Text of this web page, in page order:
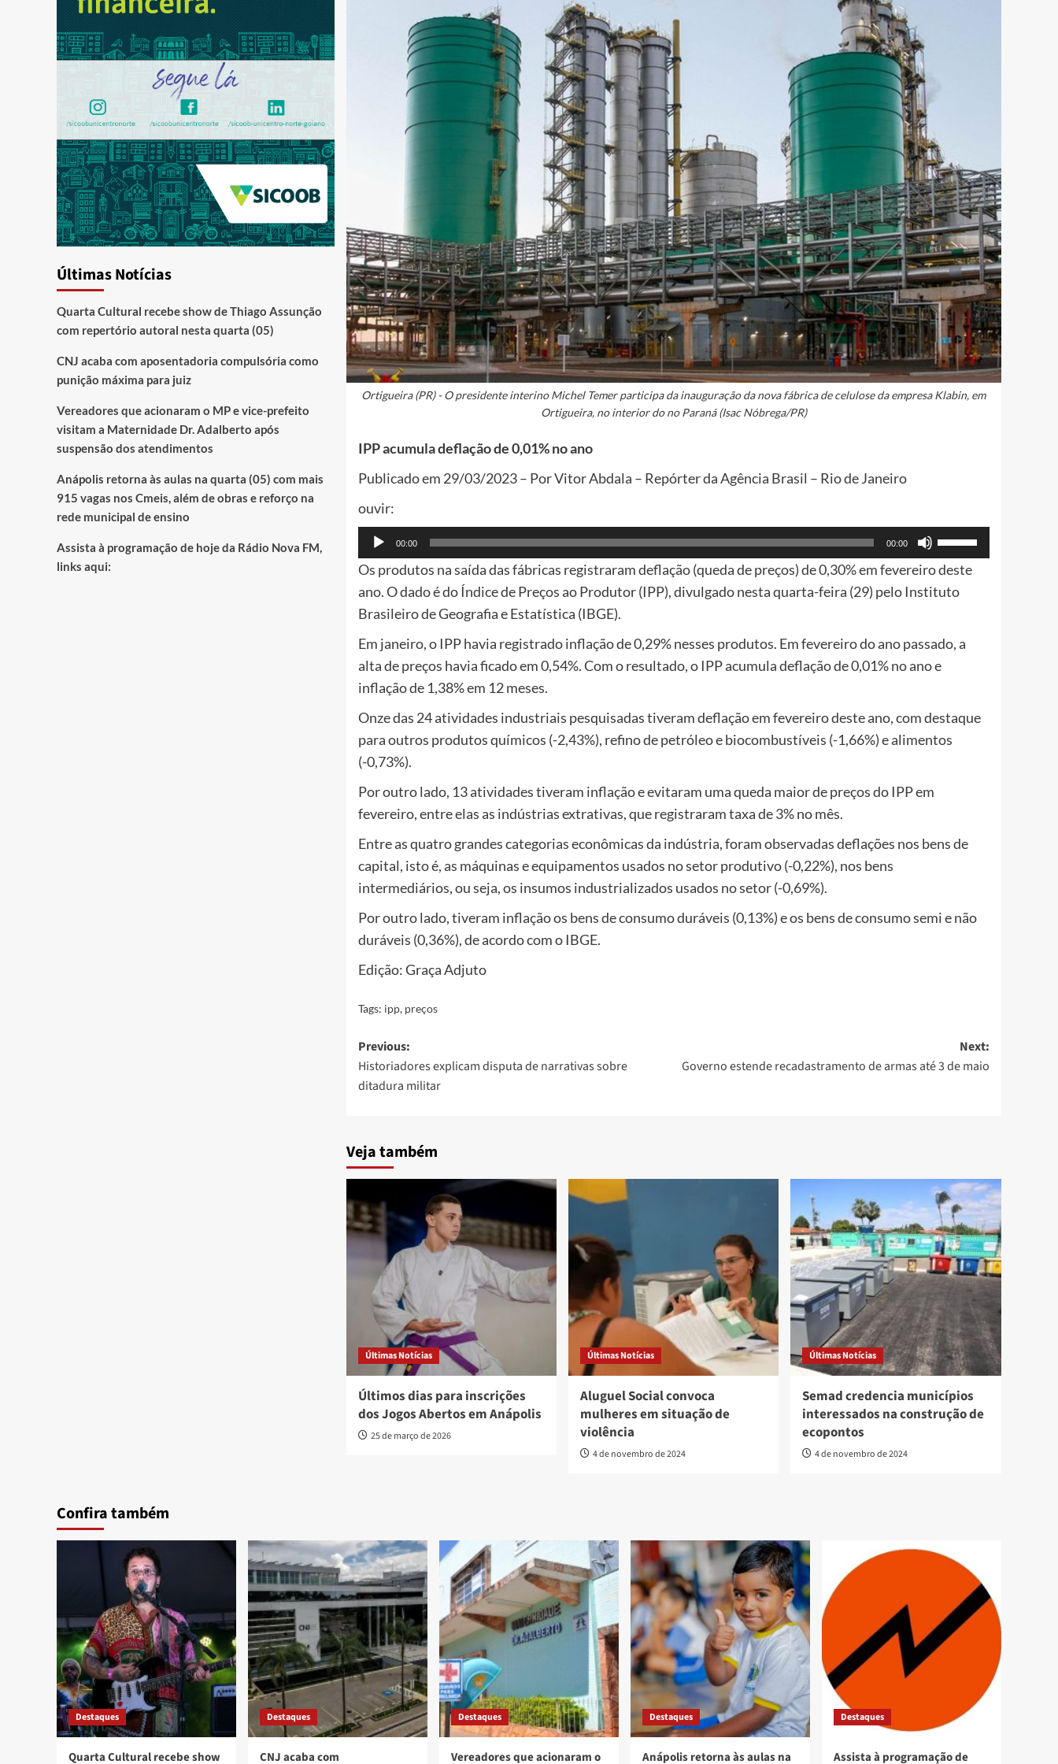
Ortigueira (PR) - O presidente interino Michel Temer participa da inauguração da nova fábrica de celulose da empresa Klabin, em
Ortigueira, no interior do no Paraná (Isac Nóbrega/PR)
IPP acumula deflação de 0,01% no ano
Publicado em 29/03/2023 – Por Vitor Abdala – Repórter da Agência Brasil – Rio de Janeiro
ouvir:
Tocador
de
áudio
00:00 00:00
Use
as
ou
para
para
aumentar
Os produtos na saída das fábricas registraram deflação (queda de preços) de 0,30% em fevereiro deste
ano. O dado é do Índice de Preços ao Produtor (IPP), divulgado nesta quarta-feira (29) pelo Instituto
Brasileiro de Geografia e Estatística (IBGE).
Em janeiro, o IPP havia registrado inflação de 0,29% nesses produtos. Em fevereiro do ano passado, a
alta de preços havia ficado em 0,54%. Com o resultado, o IPP acumula deflação de 0,01% no ano e
inflação de 1,38% em 12 meses.
Onze das 24 atividades industriais pesquisadas tiveram deflação em fevereiro deste ano, com destaque
para outros produtos químicos (-2,43%), refino de petróleo e biocombustíveis (-1,66%) e alimentos
(-0,73%).
Por outro lado, 13 atividades tiveram inflação e evitaram uma queda maior de preços do IPP em
fevereiro, entre elas as indústrias extrativas, que registraram taxa de 3% no mês.
Entre as quatro grandes categorias econômicas da indústria, foram observadas deflações nos bens de
capital, isto é, as máquinas e equipamentos usados no setor produtivo (-0,22%), nos bens
intermediários, ou seja, os insumos industrializados usados no setor (-0,69%).
Por outro lado, tiveram inflação os bens de consumo duráveis (0,13%) e os bens de consumo semi e não
duráveis (0,36%), de acordo com o IBGE.
Edição: Graça Adjuto
Tags: ipp, preços
Post
navigation
Previous:
Historiadores explicam disputa de narrativas sobre
ditadura militar
Next:
Governo estende recadastramento de armas até 3 de maio
Veja também
Últimas Notícias
Últimos dias para inscrições
dos Jogos Abertos em Anápolis
25 de março de 2026
Últimas Notícias
Aluguel Social convoca
mulheres em situação de
violência
4 de novembro de 2024
Últimas Notícias
Semad credencia municípios
interessados na construção de
ecopontos
4 de novembro de 2024
Últimas Notícias
Quarta Cultural recebe show de Thiago Assunção
com repertório autoral nesta quarta (05)
CNJ acaba com aposentadoria compulsória como
punição máxima para juiz
Vereadores que acionaram o MP e vice-prefeito
visitam a Maternidade Dr. Adalberto após
suspensão dos atendimentos
Anápolis retorna às aulas na quarta (05) com mais
915 vagas nos Cmeis, além de obras e reforço na
rede municipal de ensino
Assista à programação de hoje da Rádio Nova FM,
links aqui:
Confira também
Destaques
Quarta Cultural recebe show
Destaques
CNJ acaba com
Destaques
Vereadores que acionaram o
Destaques
Anápolis retorna às aulas na
Destaques
Assista à programação de